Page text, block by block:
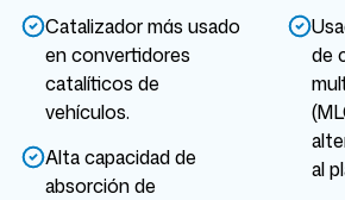
Catalizador más usado
en convertidores
catalíticos de
vehículos.
Alta capacidad de
absorción de
de
al